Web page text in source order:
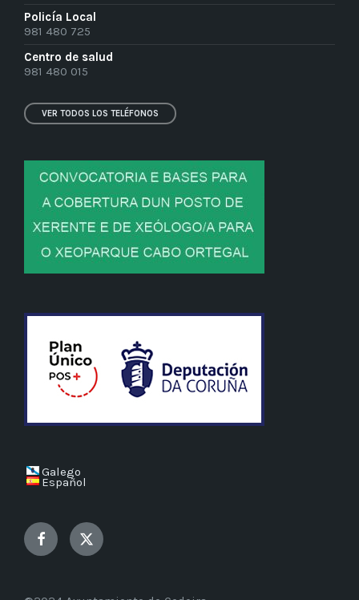
Policía Local
981 480 725
Centro de salud
981 480 015
VER TODOS LOS TELÉFONOS
Galego
Español
Facebook Twitter